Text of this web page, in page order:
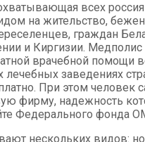
всех
на жительство,
граждан
и Киргизии. Медполис
врачебной помощи
лечебных заведениях
При этом человек
фирму, надежность
Федерального фонда
нескольких видов: